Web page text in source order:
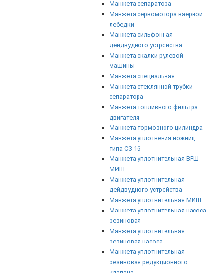
Манжета сепаратора
Манжета сервомотора ваерной
лебедки
Манжета сильфонная
дейдвудного устройства
Манжета скалки рулевой
машины
Манжета специальная
Манжета стеклянной трубки
сепаратора
Манжета топливного фильтра
двигателя
Манжета тормозного цилиндра
Манжета уплотнения ножниц
типа СЗ-16
Манжета уплотнительная ВРШ
МИШ
Манжета уплотнительная
дейдвудного устройства
Манжета уплотнительная МИШ
Манжета уплотнительная насоса
резиновая
Манжета уплотнительная
резиновая насоса
Манжета уплотнительная
резиновая редукционного